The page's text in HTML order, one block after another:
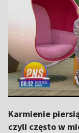
Karmienie
czyli często w